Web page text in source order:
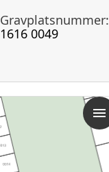
Gravplatsnummer:
1616 0049